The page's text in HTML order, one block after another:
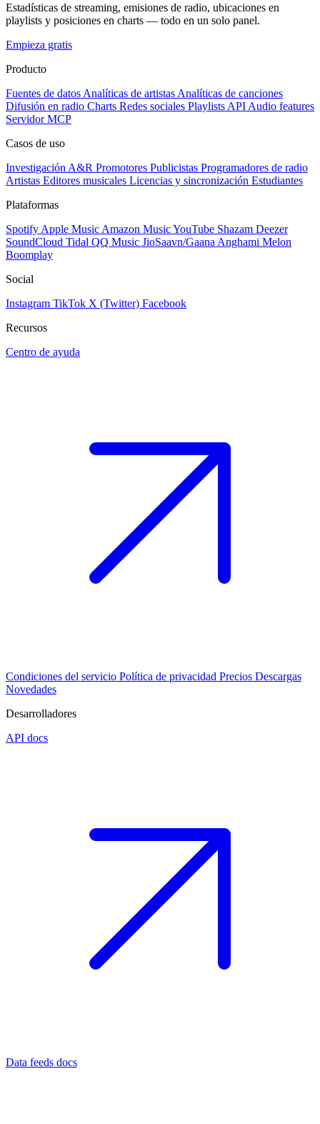
Estadísticas de streaming, emisiones de radio, ubicaciones en
playlists y posiciones en charts — todo en un solo panel.
Empieza gratis
Producto
Fuentes de datos Analíticas de artistas Analíticas de canciones
Difusión en radio Charts Redes sociales Playlists API Audio features
Servidor MCP
Casos de uso
Investigación A&R Promotores Publicistas Programadores de radio
Artistas Editores musicales Licencias y sincronización Estudiantes
Plataformas
Spotify Apple Music Amazon MusicYouTube Shazam Deezer
SoundCloud Tidal QQ Music JioSaavn/Gaana Anghami Melon
Boomplay
Social
Instagram TikTok X (Twitter) Facebook
Recursos
Centro de ayuda
Condiciones del servicio Política de privacidad Precios Descargas
Novedades
Desarrolladores
API docs
Data feeds docs